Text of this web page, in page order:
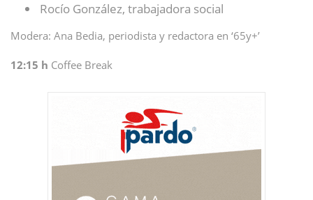
Rocío González, trabajadora social
Modera: Ana Bedia, periodista y redactora en ‘65y+’
12:15 h Coffee Break